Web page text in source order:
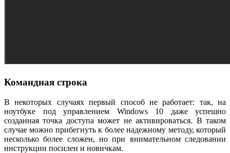
Командная строка
В некоторых случаях первый способ не работает: так, на
ноутбуке под управлением Windows 10 даже успешно
созданная точка доступа может не активироваться. В таком
случае можно прибегнуть к более надежному методу, который
несколько более сложен, но при внимательном следовании
инструкции посилен и новичкам.